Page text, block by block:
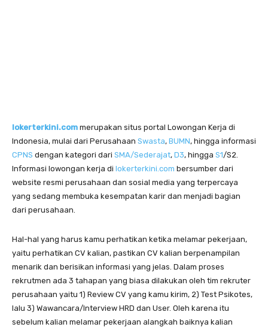
lokerterkini.com merupakan situs portal Lowongan Kerja di
Indonesia, mulai dari Perusahaan Swasta, BUMN, hingga informasi
CPNS dengan kategori dari SMA/Sederajat, D3, hingga S1/S2.
Informasi lowongan kerja di lokerterkini.com bersumber dari
website resmi perusahaan dan sosial media yang terpercaya
yang sedang membuka kesempatan karir dan menjadi bagian
dari perusahaan.
Hal-hal yang harus kamu perhatikan ketika melamar pekerjaan,
yaitu perhatikan CV kalian, pastikan CV kalian berpenampilan
menarik dan berisikan informasi yang jelas. Dalam proses
rekrutmen ada 3 tahapan yang biasa dilakukan oleh tim rekruter
perusahaan yaitu 1) Review CV yang kamu kirim, 2) Test Psikotes,
lalu 3) Wawancara/Interview HRD dan User. Oleh karena itu
sebelum kalian melamar pekerjaan alangkah baiknya kalian